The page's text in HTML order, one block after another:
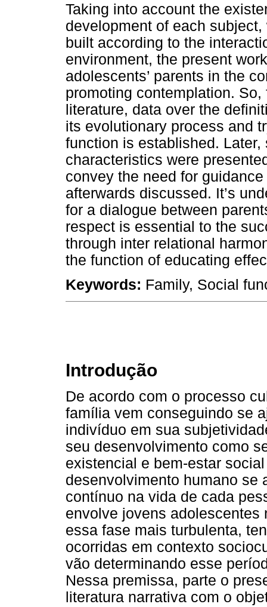
Taking into account the
development of each
built according to the
environment, the present
adolescents’ parents in the
promoting contemplation.
literature, data over the
its evolutionary process and
function is established. Later,
characteristics were
convey the need for
afterwards discussed. It’s
for a dialogue between
respect is essential to the
through inter relational
the function of educating
Keywords: Family, Social
Introdução
De acordo com o processo
família vem conseguindo se
indivíduo em sua
seu desenvolvimento como
existencial e bem-estar
desenvolvimento humano se
contínuo na vida de cada
envolve jovens adolescentes
essa fase mais turbulenta,
ocorridas em contexto
vão determinando esse
Nessa premissa, parte o
literatura narrativa com o